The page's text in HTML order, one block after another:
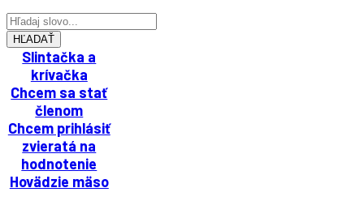
HĽADAŤ
Slintačka a
krívačka
Chcem sa stať
členom
Chcem prihlásiť
zvieratá na
hodnotenie
Hovädzie mäso